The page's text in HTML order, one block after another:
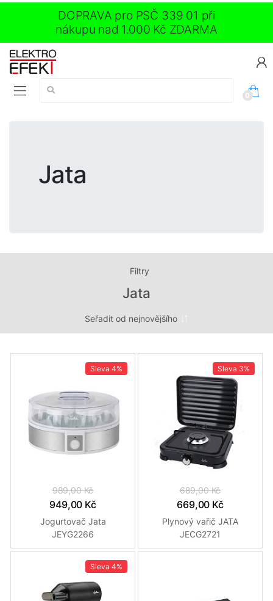
DOPRAVA pro PSČ 339 01 při
nákupu nad 1.000 Kč ZDARMA
Vyhledávání:
0
Jata
Filtry
Jata
Sleva 4%
989,00 Kč
949,00 Kč
Jogurtovač Jata
JEYG2266
Sleva 3%
689,00 Kč
669,00 Kč
Plynový vařič JATA
JECG2721
Sleva 4%